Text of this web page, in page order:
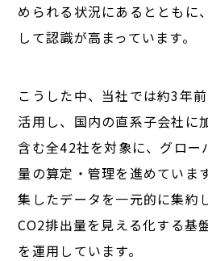
められる状況にあるとともに
して認識が高まっています。
こうした中、当社では約3年
活用し、国内の直系子会社に
含む全42社を対象に、グロー
量の算定・管理を進めていま
集したデータを一元的に集約
CO2排出量を見える化する基
を運用しています。